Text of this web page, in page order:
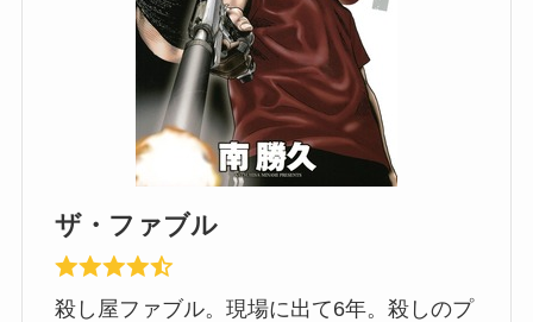
ザ・ファブル
殺し屋ファブル。現場に出て6年。殺しのプ